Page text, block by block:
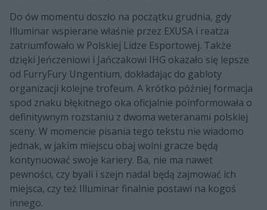
Do ów momentu doszło na początku grudnia, gdy
Illuminar wspierane właśnie przez EXUSA i reatza
zatriumfowało w Polskiej Lidze Esportowej. Także
dzięki Jeńczeniowi i Jańczakowi IHG okazało się lepsze
od FurryFury Ungentium, dokładając do gabloty
organizacji kolejne trofeum. A krótko później formacja
spod znaku błękitnego oka oficjalnie poinformowała o
definitywnym rozstaniu z dwoma weteranami polskiej
sceny. W momencie pisania tego tekstu nie wiadomo
jednak, w jakim miejscu obaj wolni gracze będą
kontynuować swoje kariery. Ba, nie ma nawet
pewności, czy byali i szejn nadal będą zajmować ich
miejsca, czy też Illuminar finalnie postawi na kogoś
innego.